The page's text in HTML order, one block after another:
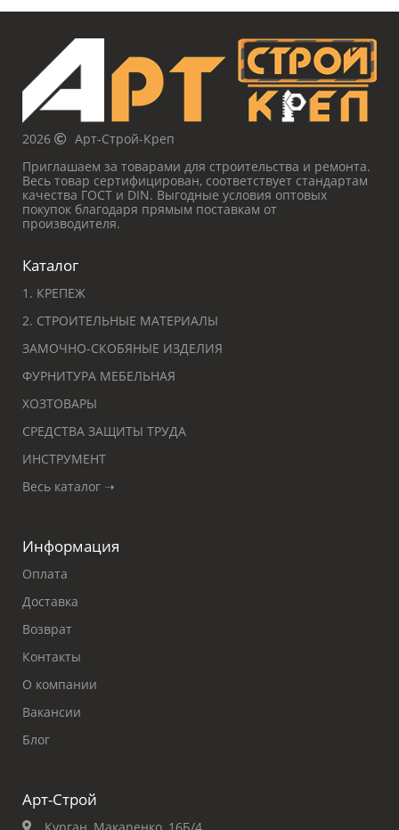
2026
Арт-Строй-Креп
Приглашаем за товарами для строительства и ремонта.
Весь товар сертифицирован, соответствует стандартам
качества ГОСТ и DIN. Выгодные условия оптовых
покупок благодаря прямым поставкам от
производителя.
Каталог
1. КРЕПЕЖ
2. СТРОИТЕЛЬНЫЕ МАТЕРИАЛЫ
ЗАМОЧНО-СКОБЯНЫЕ ИЗДЕЛИЯ
ФУРНИТУРА МЕБЕЛЬНАЯ
ХОЗТОВАРЫ
СРЕДСТВА ЗАЩИТЫ ТРУДА
ИНСТРУМЕНТ
Весь каталог ➝
Информация
Оплата
Доставка
Возврат
Контакты
О компании
Вакансии
Блог
Арт-Строй